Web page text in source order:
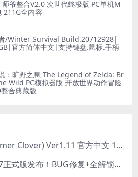
师爷整合V2.0 次世代终极版 PC单机M
211G全内容
/Winter Survival Build.20712928|
官方简体中文|支持键盘.鼠标.手柄
：旷野之息 The Legend of Zelda: Br
Wild PC模拟器版 开放世界动作冒险
合典藏版
夏色四叶草(Summer Clover) Ver1.11 官方中文 1+4.35G 全CG 有CV 百度盘版本
特工17双端0.25.7正式版发布！BUG修复+全解锁存档+赞助码合集（安卓/PC/中文/动态）